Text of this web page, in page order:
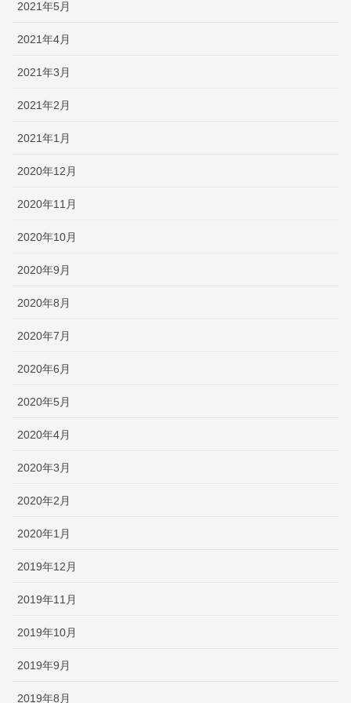
2021年5月
2021年4月
2021年3月
2021年2月
2021年1月
2020年12月
2020年11月
2020年10月
2020年9月
2020年8月
2020年7月
2020年6月
2020年5月
2020年4月
2020年3月
2020年2月
2020年1月
2019年12月
2019年11月
2019年10月
2019年9月
2019年8月